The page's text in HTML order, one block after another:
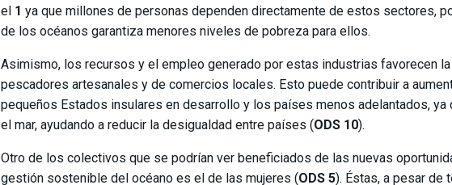
el 1 ya que millones de personas dependen directamente de estos sectores,
de los océanos garantiza menores niveles de pobreza para ellos.
Asimismo, los recursos y el empleo generado por estas industrias favorecen
pescadores artesanales y de comercios locales. Esto puede contribuir a
pequeños Estados insulares en desarrollo y los países menos adelantados, ya
el mar, ayudando a reducir la desigualdad entre países (ODS 10).
Otro de los colectivos que se podrían ver beneficiados de las nuevas
gestión sostenible del océano es el de las mujeres (ODS 5). Éstas, a pesar de